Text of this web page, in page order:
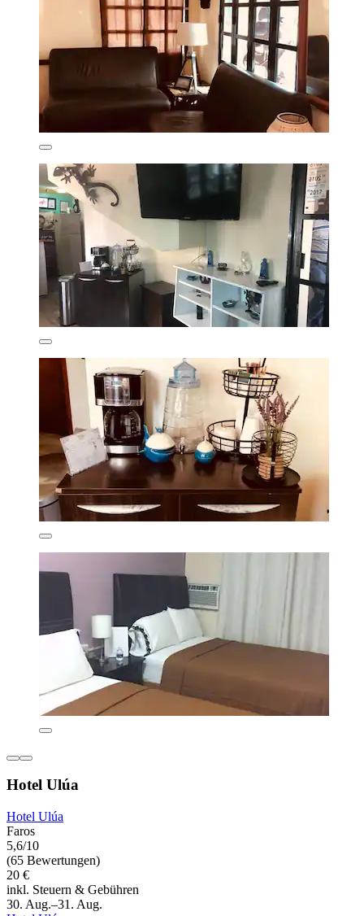
Hotel Ulúa
Hotel Ulúa
Faros
5,6/10
(65 Bewertungen)
20 €
inkl. Steuern & Gebühren
30. Aug.–31. Aug.